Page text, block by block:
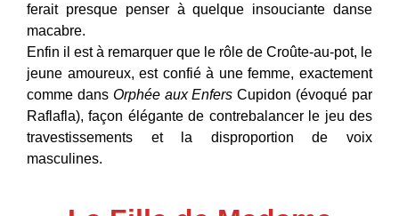
ferait presque penser à quelque insouciante danse
macabre.
Enfin il est à remarquer que le rôle de Croûte-au-pot, le
jeune amoureux, est confié à une femme, exactement
comme dans Orphée aux EnfersCupidon (évoqué par
Raflafla), façon élégante de contrebalancer le jeu des
travestissements et la disproportion de voix
masculines.